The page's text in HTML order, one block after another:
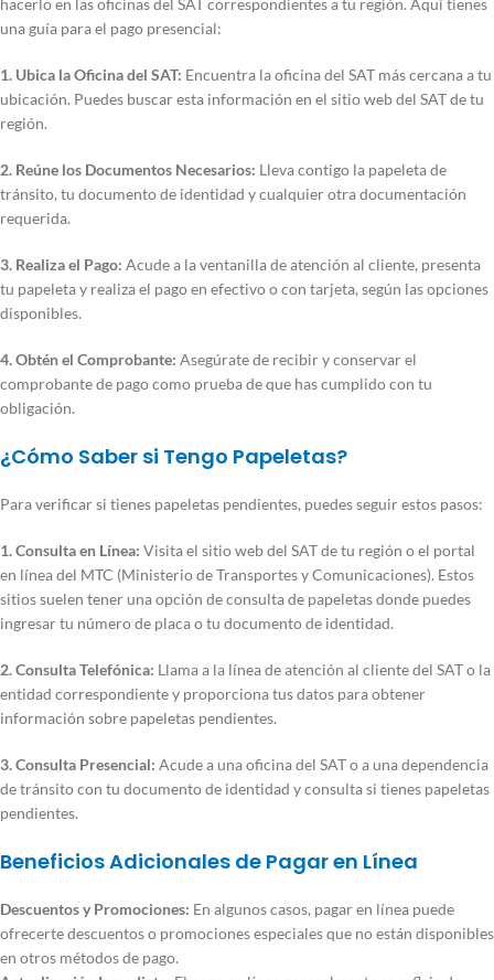
una guía para el pago presencial:
1. Ubica la Oficina del SAT: Encuentra la oficina del SAT más cercana a tu
ubicación. Puedes buscar esta información en el sitio web del SAT de tu
región.
2. Reúne los Documentos Necesarios: Lleva contigo la papeleta de
tránsito, tu documento de identidad y cualquier otra documentación
requerida.
3. Realiza el Pago: Acude a la ventanilla de atención al cliente, presenta
tu papeleta y realiza el pago en efectivo o con tarjeta, según las opciones
disponibles.
4. Obtén el Comprobante: Asegúrate de recibir y conservar el
comprobante de pago como prueba de que has cumplido con tu
obligación.
¿Cómo Saber si Tengo Papeletas?
Para verificar si tienes papeletas pendientes, puedes seguir estos pasos:
1. Consulta en Línea: Visita el sitio web del SAT de tu región o el portal
en línea del MTC (Ministerio de Transportes y Comunicaciones). Estos
sitios suelen tener una opción de consulta de papeletas donde puedes
ingresar tu número de placa o tu documento de identidad.
2. Consulta Telefónica: Llama a la línea de atención al cliente del SAT o la
entidad correspondiente y proporciona tus datos para obtener
información sobre papeletas pendientes.
3. Consulta Presencial: Acude a una oficina del SAT o a una dependencia
de tránsito con tu documento de identidad y consulta si tienes papeletas
pendientes.
Beneficios Adicionales de Pagar en Línea
Descuentos y Promociones: En algunos casos, pagar en línea puede
ofrecerte descuentos o promociones especiales que no están disponibles
en otros métodos de pago.